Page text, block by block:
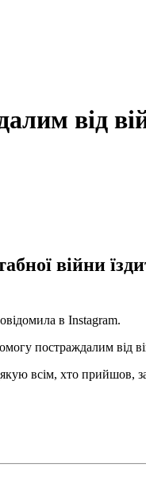
від
війни
в Instagram.
постраждалим від
всім, хто прийшов,